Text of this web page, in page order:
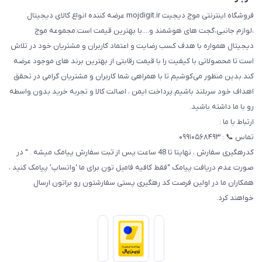
فروشگاه اینترنتی موج دیجیت mojdigit.ir عرضه کننده انواع کالای دیجیتال
،لوازم جانبی،گجت های هوشمند و....با بهترین قیمت است.مجموعه موج
دیجیتال همواره با هدف کسب رضایت و اعتماد کاربران و مشتریان خود در تلاش
است تا محصولاتی با کیفیت را با قیمت رقابتی از بهترین برند های موجود عرضه
کند.بدین منظور می‌کوشیم تا با همراهی شما کاربران و مشتریان گرامی در تحقق
اهداف خود سربلند باشیم.پرداخت ایمن ، اصالت کالا و تجربه خرید بدون واسطه
رو با ما داشته باشید.
ارتباط با ما :
تماس 📞 : ۰۹۹۱۰۵۶۸۴۹۳
کدرهگیری سفارش ، نهایتا تا 48 ساعت پس از ثبت سفارش پیامک میشه . “ در
صورت عدم دریافت پیامک “فقط کافیه فامیل تون برای ما ‘واتساپ’ پیامک کنید ،
همکاران ما در اولین فرصت کد رهگیری پستی سفارشتون رو براتون ارسال
خواهند کرد.